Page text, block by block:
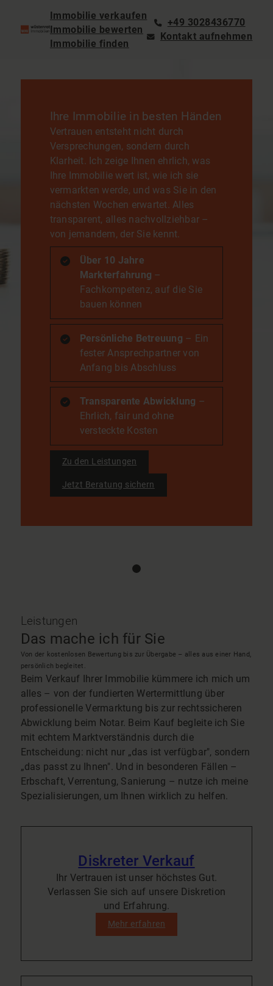
Immobilie verkaufen
Immobilie bewerten
Immobilie finden
+49 3028436770
Kontakt aufnehmen
Ihre Immobilie in besten Händen
Vertrauen entsteht nicht durch
Versprechungen, sondern durch
Klarheit. Ich zeige Ihnen ehrlich, was
Ihre Immobilie wert ist, wie ich sie
vermarkten werde, und was Sie in den
nächsten Wochen erwartet. Alles
transparent, alles nachvollziehbar –
von jemandem, der Sie kennt.
Über 10 Jahre
Markterfahrung –
Fachkompetenz, auf die Sie
bauen können
Persönliche Betreuung – Ein
fester Ansprechpartner von
Anfang bis Abschluss
Transparente Abwicklung –
Ehrlich, fair und ohne
versteckte Kosten
Zu den Leistungen
Jetzt Beratung sichern
Leistungen
Das mache ich für Sie
Von der kostenlosen Bewertung bis zur Übergabe – alles aus einer Hand,
persönlich begleitet.
Beim Verkauf Ihrer Immobilie kümmere ich mich um
alles – von der fundierten Wertermittlung über
professionelle Vermarktung bis zur rechtssicheren
Abwicklung beim Notar. Beim Kauf begleite ich Sie
mit echtem Marktverständnis durch die
Entscheidung: nicht nur „das ist verfügbar", sondern
„das passt zu Ihnen". Und in besonderen Fällen –
Erbschaft, Verrentung, Sanierung – nutze ich meine
Spezialisierungen, um Ihnen wirklich zu helfen.
Diskreter Verkauf
Ihr Vertrauen ist unser höchstes Gut.
Verlassen Sie sich auf unsere Diskretion
und Erfahrung.
Mehr erfahren